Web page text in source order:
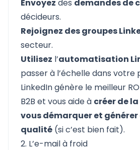
Envoyez des demandes de
décideurs.
Rejoignez des groupes
secteur.
Utilisez l’automatisation
passer à l’échelle dans votre
LinkedIn génère le meilleur
B2B et vous aide à créer de
vous démarquer et générer
qualité (si c’est bien fait).
2. L’e-mail à froid